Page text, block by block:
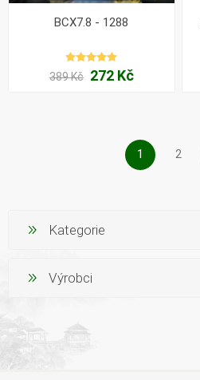
BCX7.8 - 1288
389 Kč 272 Kč
1 2
Kategorie
Výrobci